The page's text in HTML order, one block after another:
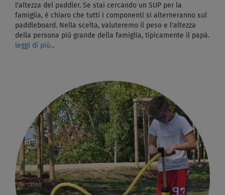
l'altezza del paddler. Se stai cercando un SUP per la
famiglia, è chiaro che tutti i componenti si alterneranno sul
paddleboard. Nella scelta, valuteremo il peso e l'altezza
della persona più grande della famiglia, tipicamente il papà.
leggi di più...